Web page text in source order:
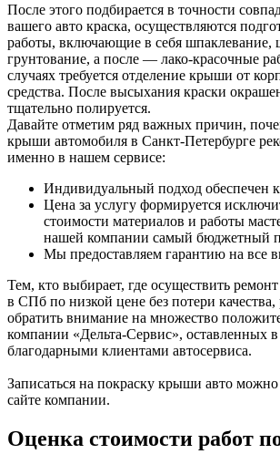
После этого подбирается в точности
вашего авто краска, осуществляются
работы, включающие в себя шпаклевание,
грунтование, а после — лако-красочные
случаях требуется отделение крыши от
средства. После высыхания краски
тщательно полируется.
Давайте отметим ряд важных причин,
крыши автомобиля в Санкт-Петербурге
именно в нашем сервисе:
Индивидуальный подход обеспечен
Цена за услугу формируется
стоимости материалов и работы
нашей компании самый бюджетный
Мы предоставляем гарантию на все
Тем, кто выбирает, где осуществить
в СПб по низкой цене без потери
обратить внимание на множество
компании «Дельта-Сервис», оставленных в
благодарными клиентами автосервиса.
Записаться на покраску крыши авто
сайте компании.
Оценка стоимости работ